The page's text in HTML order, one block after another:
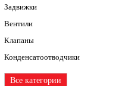
Задвижки
Вентили
Клапаны
Конденсатоотводчики
Все категории